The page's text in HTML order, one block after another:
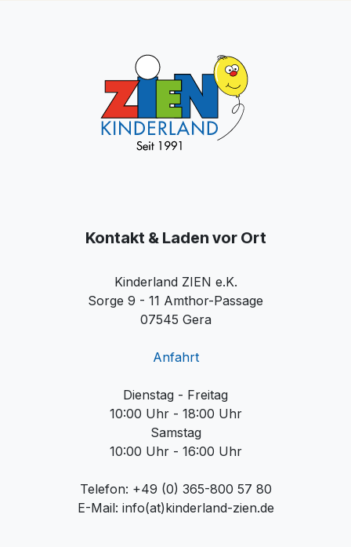
Kontakt & Laden vor Ort
Kinderland ZIEN e.K.
Sorge 9 - 11 Amthor-Passage
07545 Gera
Anfahrt
Dienstag - Freitag
10:00 Uhr - 18:00 Uhr
Samstag
10:00 Uhr - 16:00 Uhr
Telefon: +49 (0) 365-800 57 80
E-Mail: info(at)kinderland-zien.de